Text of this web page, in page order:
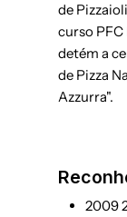
de
curso PFC
detém a
de Pizza
Azzurra".
2009